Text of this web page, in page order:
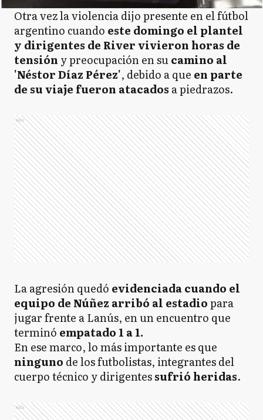
Otra vez la violencia dijo presente en el fútbol
argentino cuando este domingo el plantel
y dirigentes de River vivieron horas de
tensión y preocupación en sucamino al
'Néstor Díaz Pérez', debido a que en parte
de su viaje fueron atacados a piedrazos.
Ads
La agresión quedó evidenciada cuando el
equipo de Núñez arribó al estadiopara
jugar frente a Lanús, en un encuentro que
terminó empatado 1 a 1.
En ese marco, lo más importante es que
ninguno de los futbolistas, integrantes del
cuerpo técnico y dirigentessufrió heridas.
Ads